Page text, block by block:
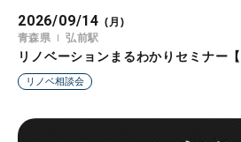
2026/09/14 (月)
青森県
弘前駅
リノベーションまるわかりセミナー
リノベ相談会